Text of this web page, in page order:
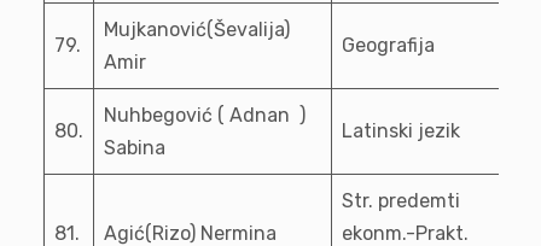
79.
Mujkanović(Ševalija)
Amir
Geografija
80.
Nuhbegović ( Adnan )
Sabina
Latinski jezik
81. Agić(Rizo) Nermina
Str. predemti
ekonm.-Prakt.